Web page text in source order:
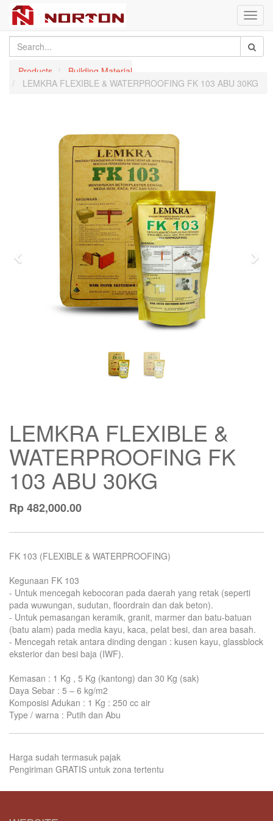
Products
Building Material
LEMKRA FLEXIBLE & WATERPROOFING FK 103 ABU 30KG
Previous
LEMKRA FLEXIBLE &
WATERPROOFING FK
103 ABU 30KG
Rp482,000.00
FK 103 (FLEXIBLE & WATERPROOFING)
Kegunaan FK 103
- Untuk mencegah kebocoran pada daerah yang retak (seperti
pada wuwungan, sudutan, floordrain dan dak beton).
- Untuk pemasangan keramik, granit, marmer dan batu-batuan
(batu alam) pada media kayu, kaca, pelat besi, dan area basah.
- Mencegah retak antara dinding dengan : kusen kayu, glassblock
eksterior dan besi baja (IWF).
Kemasan : 1 Kg , 5 Kg (kantong) dan 30 Kg (sak)
Daya Sebar : 5 – 6 kg/m2
Komposisi Adukan : 1 Kg : 250 cc air
Type / warna : Putih dan Abu
Harga sudah termasuk pajak
Pengiriman GRATIS untuk zona tertentu